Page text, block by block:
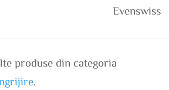
Evenswiss
produse din categoria
.